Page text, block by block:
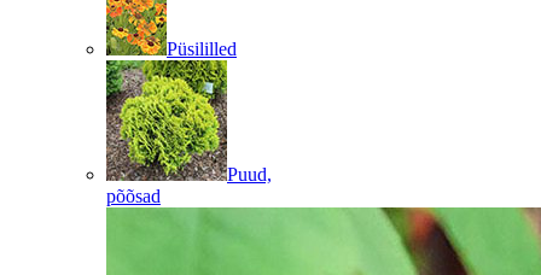
Püsililled
Puud,
põõsad